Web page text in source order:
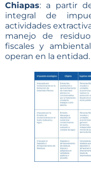
Chiapas: a partir
integral de
actividades
manejo de
fiscales y
operan en la entidad.